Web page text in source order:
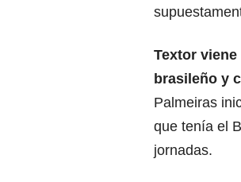
Textor
brasileño y
Palmeiras
que tenía el
jornadas.